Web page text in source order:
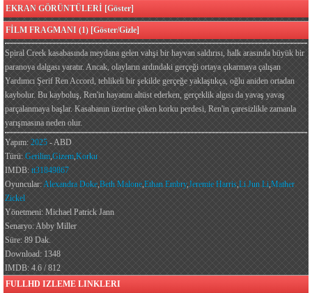
EKRAN GÖRÜNTÜLERİ [Göster]
FİLM FRAGMANI (1) [Göster/Gizle]
Spiral Creek kasabasında meydana gelen vahşi bir hayvan saldırısı, halk arasında büyük bir
paranoya dalgası yaratır. Ancak, olayların ardındaki gerçeği ortaya çıkarmaya çalışan
Yardımcı Şerif Ren Accord, tehlikeli bir şekilde gerçeğe yaklaştıkça, oğlu aniden ortadan
kaybolur. Bu kayboluş, Ren'in hayatını altüst ederken, gerçeklik algısı da yavaş yavaş
parçalanmaya başlar. Kasabanın üzerine çöken korku perdesi, Ren'in çaresizlikle zamanla
yarışmasına neden olur.
Yapım: 2025 - ABD
Türü: Gerilim,Gizem,Korku
IMDB: tt31849867
Oyuncular:Alexandra Doke,Beth Malone,Ethan Embry,Jeremie Harris,Li Jun Li,Mather
Zickel
Yönetmeni: Michael Patrick Jann
Senaryo: Abby Miller
Süre: 89 Dak.
Download: 1348
IMDB: 4.6 / 812
FULLHD IZLEME LINKLERI